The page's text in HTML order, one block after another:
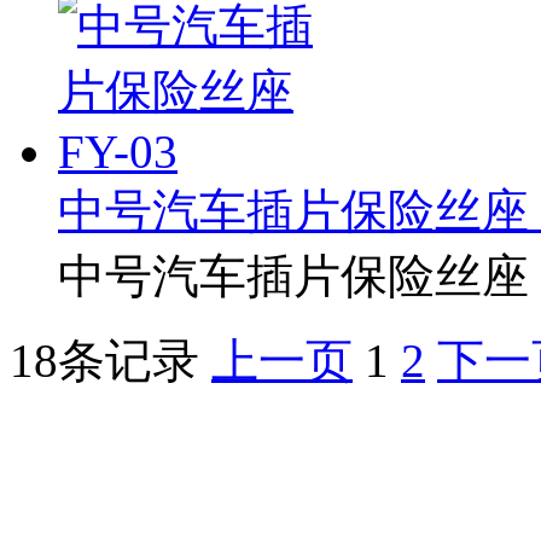
中号汽车插片保险丝座
中号汽车插片保险丝座
18条记录
上一页 1 2 下